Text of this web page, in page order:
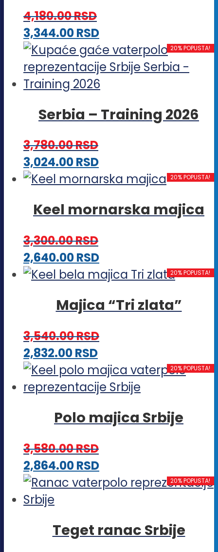
biti
izabrane
na
stranici
proizvoda.
4,180.00RSD
3,344.00RSDOvaj
proizvod
ima
više
Opcije
na
stranici
proizvoda.
20% POPUSTA!
Serbia – Training 2026
3,780.00RSD
3,024.00RSDOvaj
proizvod
više
mogu
biti
izabrane
na
stranici
20% POPUSTA!
Keel mornarska majica
3,300.00RSD
2,640.00RSDOvaj
proizvod
više
Opcije
biti
izabrane
na
stranici
20% POPUSTA!
Majica “Tri zlata”
3,540.00RSD
2,832.00RSDOvaj
proizvod
ima
varijanti.
mogu
biti
izabrane
stranici
proizvoda.
20% POPUSTA!
Polo majica Srbije
3,580.00RSD
2,864.00RSDOvaj
proizvod
varijanti.
20% POPUSTA!
Teget ranac Srbije